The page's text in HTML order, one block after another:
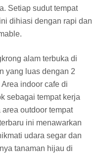
Setiap sudut tempat
dihiasi dengan rapi dan
alam terbuka di
yang luas dengan 2
indoor cafe di
sebagai tempat kerja
outdoor tempat
ini menawarkan
udara segar dan
tanaman hijau di